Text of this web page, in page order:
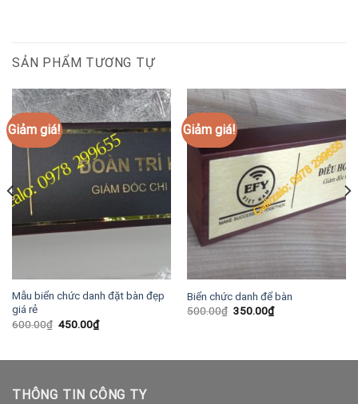
SẢN PHẨM TƯƠNG TỰ
Giảm giá!
Mẫu biển chức danh đặt bàn đẹp
giá rẻ
600.00₫ Giá
450.00₫Giá
hiện
Giảm giá!
Biển chức danh để bàn
500.00₫ Giá
350.00₫Giá
hiện
THÔNG TIN CÔNG TY